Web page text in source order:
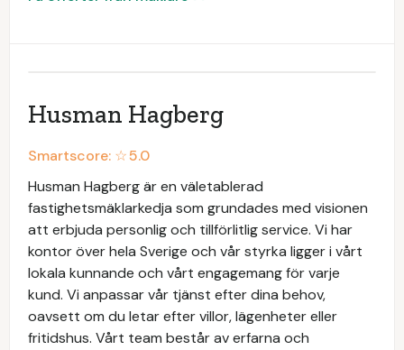
Husman Hagberg
Smartscore: ☆5.0
Husman Hagberg är en väletablerad
fastighetsmäklarkedja som grundades med visionen
att erbjuda personlig och tillförlitlig service. Vi har
kontor över hela Sverige och vår styrka ligger i vårt
lokala kunnande och vårt engagemang för varje
kund. Vi anpassar vår tjänst efter dina behov,
oavsett om du letar efter villor, lägenheter eller
fritidshus. Vårt team består av erfarna och